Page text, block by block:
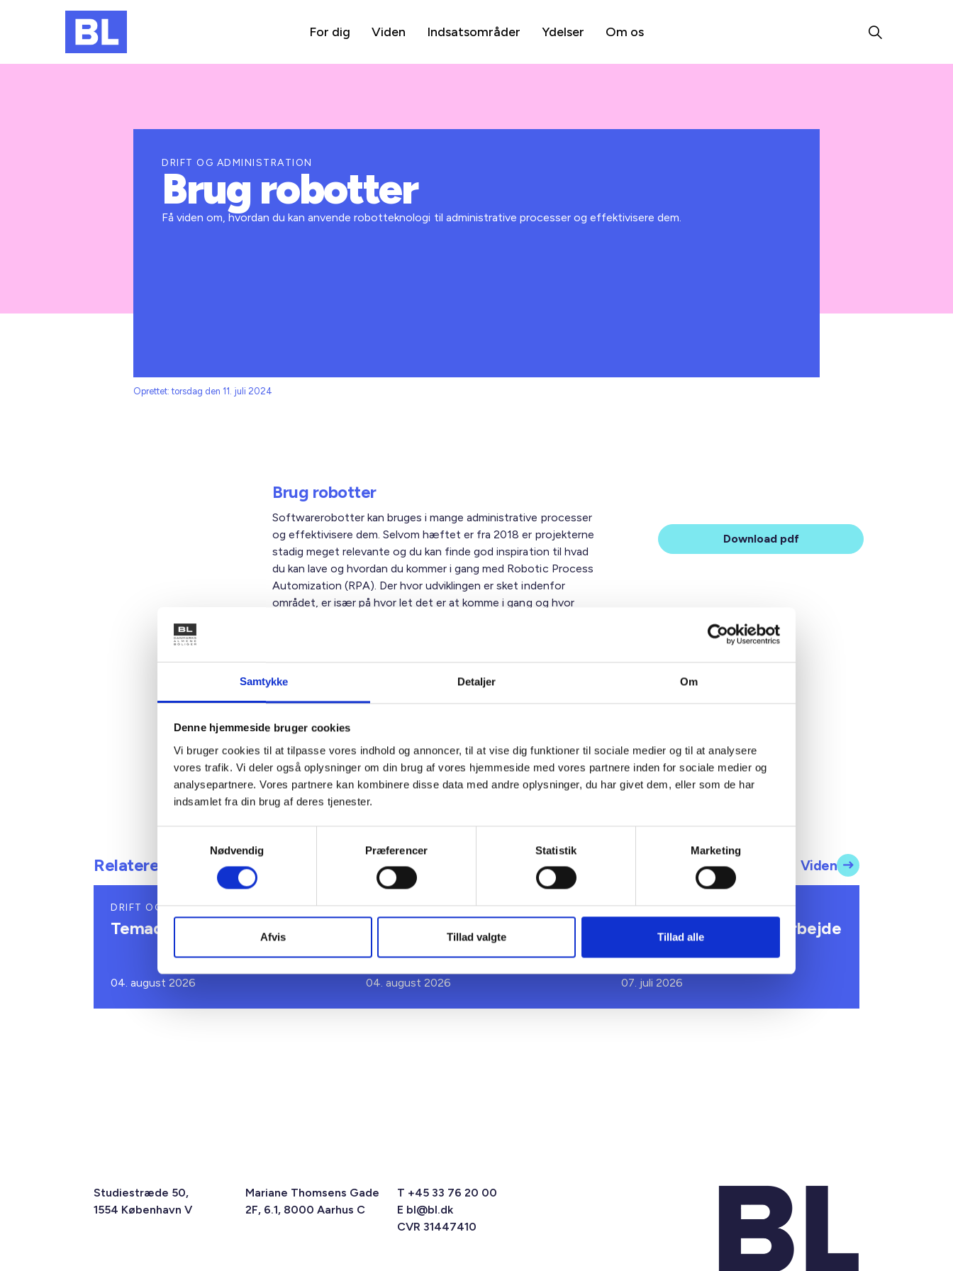
Samtykke Detaljer Om
Denne hjemmeside bruger cookies
Vi bruger cookies til at tilpasse vores indhold og annoncer, til at vise dig funktioner til sociale medier og til at analysere
vores trafik. Vi deler også oplysninger om din brug af vores hjemmeside med vores partnere inden for sociale medier og
analysepartnere. Vores partnere kan kombinere disse data med andre oplysninger, du har givet dem, eller som de har
indsamlet fra din brug af deres tjenester.
Nødvendig
Præferencer Statistik Marketing
Afvis Tillad valgte Tillad alle
For dig Viden Indsatsområder Ydelser Om os
DRIFT OG ADMINISTRATION
Brug robotter
Få viden om, hvordan du kan anvende robotteknologi til administrative processer og effektivisere dem.
Oprettet: torsdag den 11. juli 2024
Download pdf
Brug robotter
Softwarerobotter kan bruges i mange administrative processer
og effektivisere dem. Selvom hæftet er fra 2018 er projekterne
stadig meget relevante og du kan finde god inspiration til hvad
du kan lave og hvordan du kommer i gang med Robotic Process
Automization (RPA). Der hvor udviklingen er sket indenfor
området, er især på hvor let det er at komme i gang og hvor
halv million med en totalomkostning på flere millioner til licenser, udvikling med
mere. Nu er mange af licenserne inkluderet i den almindelige Windows-licens, og
udviklingen blevet gjort lettere ved brug af AI og GPT'er. Du kan finde endnu
intelligens og tech.
Lær mere om robotter, AI, RPA og machine learning i BL's RobotNet.
Relateret indhold Viden
DRIFT OG ADMINISTRATION
Temadag om fjernvarme
04. august 2026
DRIFT OG ADMINISTRATION
Temadag om indeklima
04. august 2026
SKRÆDDERSYEDE TILBUD
GDPR-netværk i samarbejde
med Accura
Advokatpartnerskab
07. juli 2026
Studiestræde 50,
1554 København V
Mariane Thomsens Gade
2F, 6.1, 8000 Aarhus C
T +45 33 76 20 00
E bl@bl.dk
CVR 31447410